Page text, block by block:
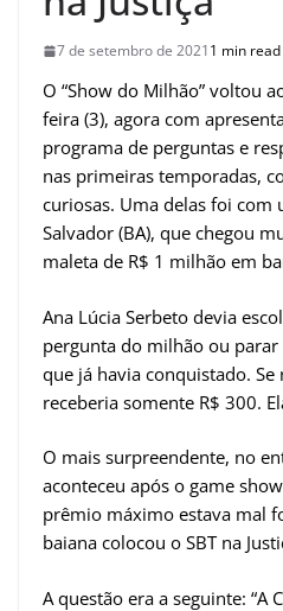
7 de setembro de 20211 min read
O “Show do Milhão” voltou
feira (3), agora com
programa de perguntas e
nas primeiras temporadas,
curiosas. Uma delas foi com
Salvador (BA), que chegou
maleta de R$ 1 milhão em
Ana Lúcia Serbeto devia
pergunta do milhão ou
que já havia conquistado. Se
receberia somente R$ 300.
O mais surpreendente, no
aconteceu após o game
prêmio máximo estava mal
baiana colocou o SBT na
A questão era a seguinte: “A